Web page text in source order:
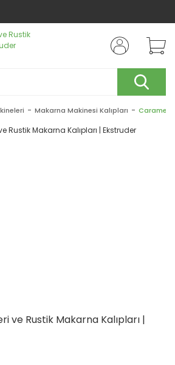
Makarna Makinesi Kalıpları
ve Rustik Makarna Kalıpları |